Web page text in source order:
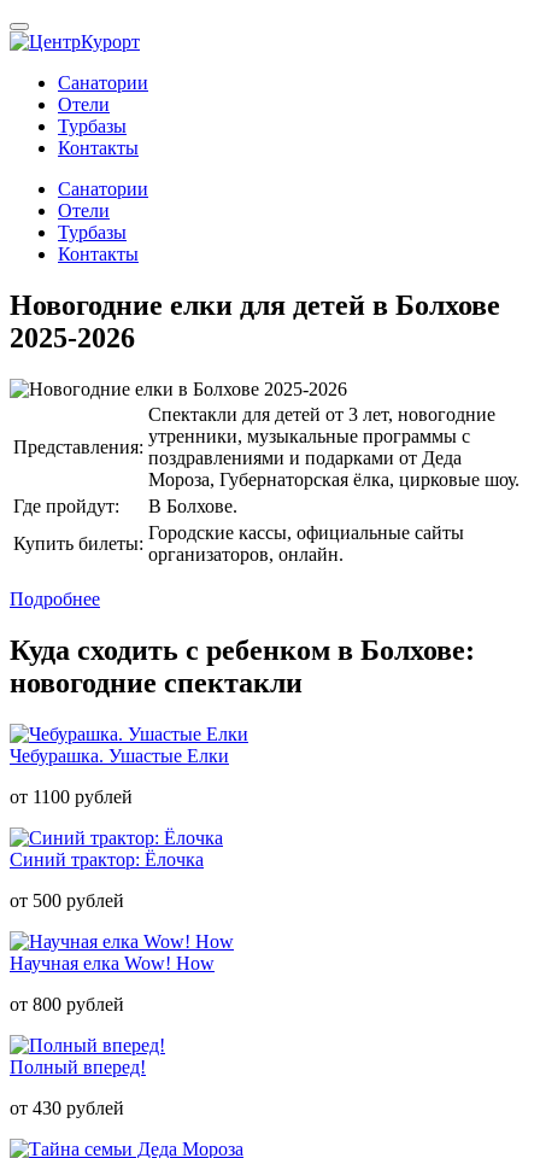
Санатории
Отели
Турбазы
Контакты
Санатории
Отели
Турбазы
Контакты
Новогодние елки для детей в Болхове
2025-2026
Представления:
Спектакли для детей от 3 лет, новогодние
утренники, музыкальные программы с
поздравлениями и подарками от Деда
Мороза, Губернаторская ёлка, цирковые шоу.
Где пройдут:
В Болхове.
Купить билеты:
Городские кассы, официальные сайты
организаторов, онлайн.
Подробнее
Куда сходить с ребенком в Болхове:
новогодние спектакли
Чебурашка. Ушастые Елки
от 1100 рублей
Синий трактор: Ёлочка
от 500 рублей
Научная елка Wow! How
от 800 рублей
Полный вперед!
от 430 рублей